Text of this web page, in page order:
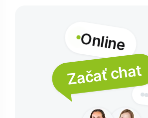
Online
Začať chat